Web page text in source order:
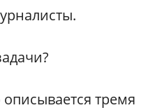
тремя